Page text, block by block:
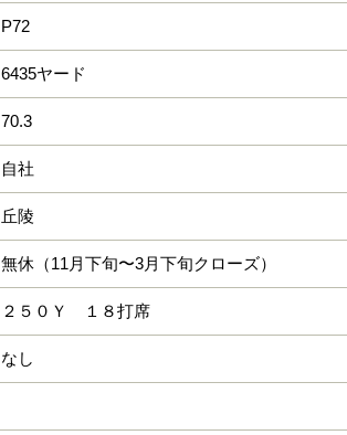
P72
6435ヤード
70.3
自社
丘陵
無休（11月下旬〜3月下旬クローズ）
２５０Ｙ １８打席
なし